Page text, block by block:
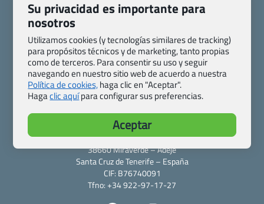
Quienes somos
Contacto
Pasaporte, Visado, Salud y otras disposiciones específicas
Blog de Viajes.com
Registro de agencias
Preguntas frecuentes
Condiciones generales
Política de privacidad y cookies
Transparencia
Todas las páginas – sitemap
Viajes.com
Last Minute Express S.L.U.
c/ Drago, CC HLS, Local 13
38660 Miraverde – Adeje
Santa Cruz de Tenerife – España
CIF: B76740091
Tfno: +34 922-97-17-27
Su privacidad es importante para
nosotros
Utilizamos cookies (y tecnologías similares de tracking)
para propósitos técnicos y de marketing, tanto propias
como de terceros. Para consentir su uso y seguir
navegando en nuestro sitio web de acuerdo a nuestra
Política de cookies,haga clic en "Aceptar".
Hagaclic aquípara configurar sus preferencias.
Aceptar